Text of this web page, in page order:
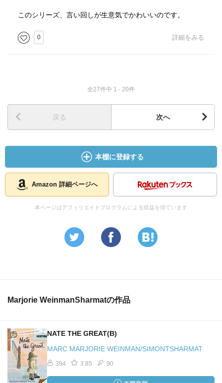
このシリーズ、言い回しが生意気でかわいいのです。
0 詳細をみる
全27件中 1 - 20件
戻る 次へ
本棚に登録する
Amazon 詳細ページへ
本ページはアフィリエイトプログラムによる収益を得ています
Marjorie WeinmanSharmatの作品
NATE THE GREAT(B)
MARC MARJORIE WEINMAN/SIMONTSHARMAT
394 3.85 90